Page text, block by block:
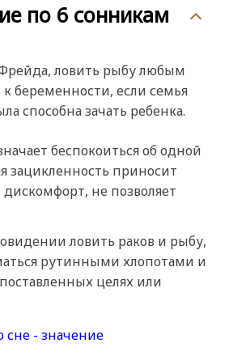
по 6 сонникам
ловить рыбу любым
беременности, если семья
способна зачать ребенка.
беспокоиться об одной
зацикленность приносит
не позволяет
ловить раков и рыбу,
рутинными хлопотами и
целях или